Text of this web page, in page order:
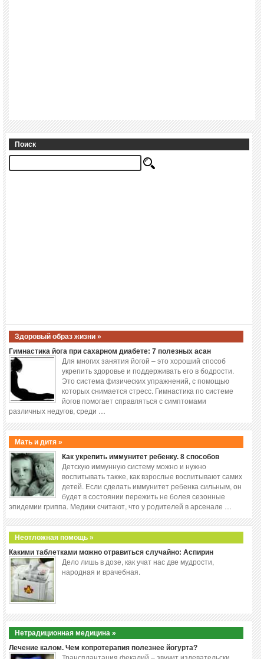
Поиск
Здоровый образ жизни »
Гимнастика йога при сахарном диабете: 7 полезных асан
Для многих занятия йогой – это хороший способ
укрепить здоровье и поддерживать его в бодрости.
Это система физических упражнений, с помощью
которых снимается стресс. Гимнастика по системе
йогов помогает справляться с симптомами
различных недугов, среди …
Мать и дитя »
Как укрепить иммунитет ребенку. 8 способов
Детскую иммунную систему можно и нужно
воспитывать также, как взрослые воспитывают самих
детей. Если сделать иммунитет ребенка сильным, он
будет в состоянии пережить не болея сезонные
эпидемии гриппа. Медики считают, что у родителей в арсенале …
Неотложная помощь »
Какими таблетками можно отравиться случайно: Аспирин
Дело лишь в дозе, как учат нас две мудрости,
народная и врачебная.
Нетрадиционная медицина »
Лечение калом. Чем копротерапия полезнее йогурта?
Трансплантация фекалий – звучит издевательски,